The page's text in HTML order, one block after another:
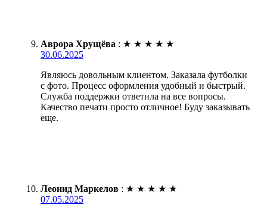
Аврора Хрущёва : ★ ★ ★ ★ ★
30.06.2025
Являюсь довольным клиентом. Заказала футболки
с фото. Процесс оформления удобный и быстрый.
Служба поддержки ответила на все вопросы.
Качество печати просто отличное! Буду заказывать
еще.
Леонид Маркелов : ★ ★ ★ ★ ★
07.05.2025